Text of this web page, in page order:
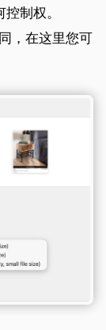
制权。
，在这里您可